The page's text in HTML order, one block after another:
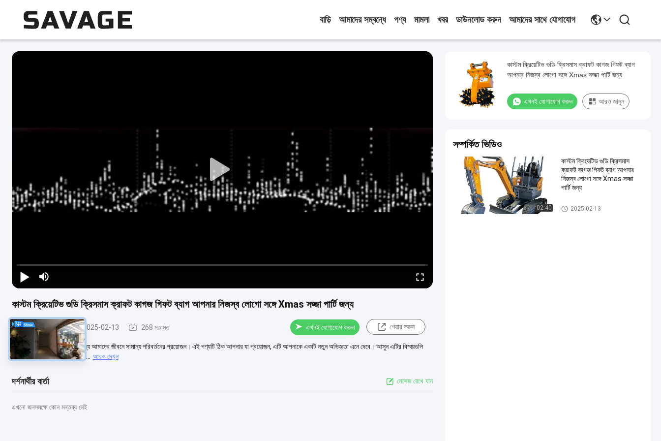
বাড়ি আমাদের সম্বন্ধে পণ্য মামলা খবর ডাউনলোড করুন আমাদের সাথে যোগাযোগ
কাস্টম ক্রিয়েটিভ গুডি ক্রিসমাস ক্রাফট কাগজ গিফট ব্যাগ আপনার নিজস্ব লোগো সঙ্গে Xmas সজ্জা পার্টি জন্য
ইস্পাত পেইন্ট কিল 2025-02-13 268 মতামত এখনই যোগাযোগ করুন শেয়ার করুন
আমাদের জীবনকে উজ্জ্বল করার জন্য আমাদের জীবনে সামান্য পরিবর্তনের প্রয়োজন। এই পণ্যটি ঠিক আপনার যা প্রয়োজন, এটি আপনাকে একটি নতুন অভিজ্ঞতা এনে দেবে। আসুন এটির বিস্ময়গুলি
আবিষ্কার করি! এই পণ্যের সাহায্য...
আরও দেখুন
দর্শনার্থীর বার্তা মেসেজ রেখে যান
এখনো জনসমক্ষে কোন মন্তব্য নেই
কাস্টম ক্রিয়েটিভ গুডি ক্রিসমাস ক্রাফট কাগজ গিফট ব্যাগ
আপনার নিজস্ব লোগো সঙ্গে Xmas সজ্জা পার্টি জন্য
এখনই যোগাযোগ করুন আরও জানুন
সম্পর্কিত ভিডিও
02:40
কাস্টম ক্রিয়েটিভ গুডি ক্রিসমাস
ক্রাফট কাগজ গিফট ব্যাগ আপনার
নিজস্ব লোগো সঙ্গে Xmas সজ্জা
পার্টি জন্য
ইস্পাত পেইন্ট কিল
2025-02-13